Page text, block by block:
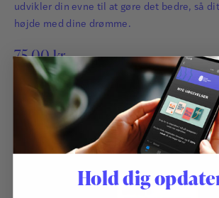
udvikler din evne til at gøre det bedre, så
højde med dine drømme.
75,00kr.
Hold dig